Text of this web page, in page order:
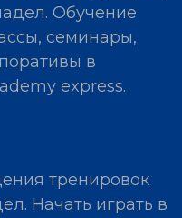
Обучение
семинары,
в
express.
тренировок
Начать играть в